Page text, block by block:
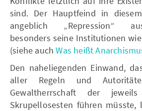
sind. Der Hauptfeind in
angeblich „Repression“
besonders seine Institutionen
(siehe auchWas heißt
Den naheliegenden Einwand,
aller Regeln und
Gewaltherrschaft der
Skrupellosesten führen müsste,